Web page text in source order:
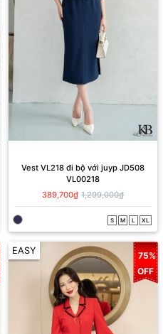
Vest VL218 đi bộ với juyp JD508
VL00218
389,700₫ 1,299,000₫
S M L XL
EASY
75%
OFF